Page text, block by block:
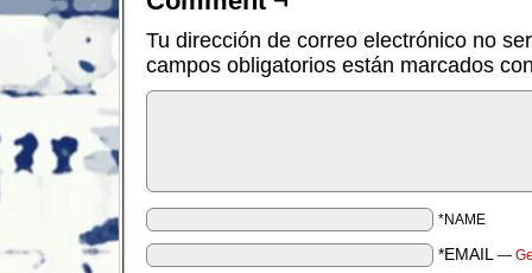
Tu dirección de correo electrónico no
campos obligatorios están marcados
*NAME
*EMAIL —